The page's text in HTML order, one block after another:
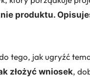
produktu.
tego, jak ugryźć
złożyć wniosek,